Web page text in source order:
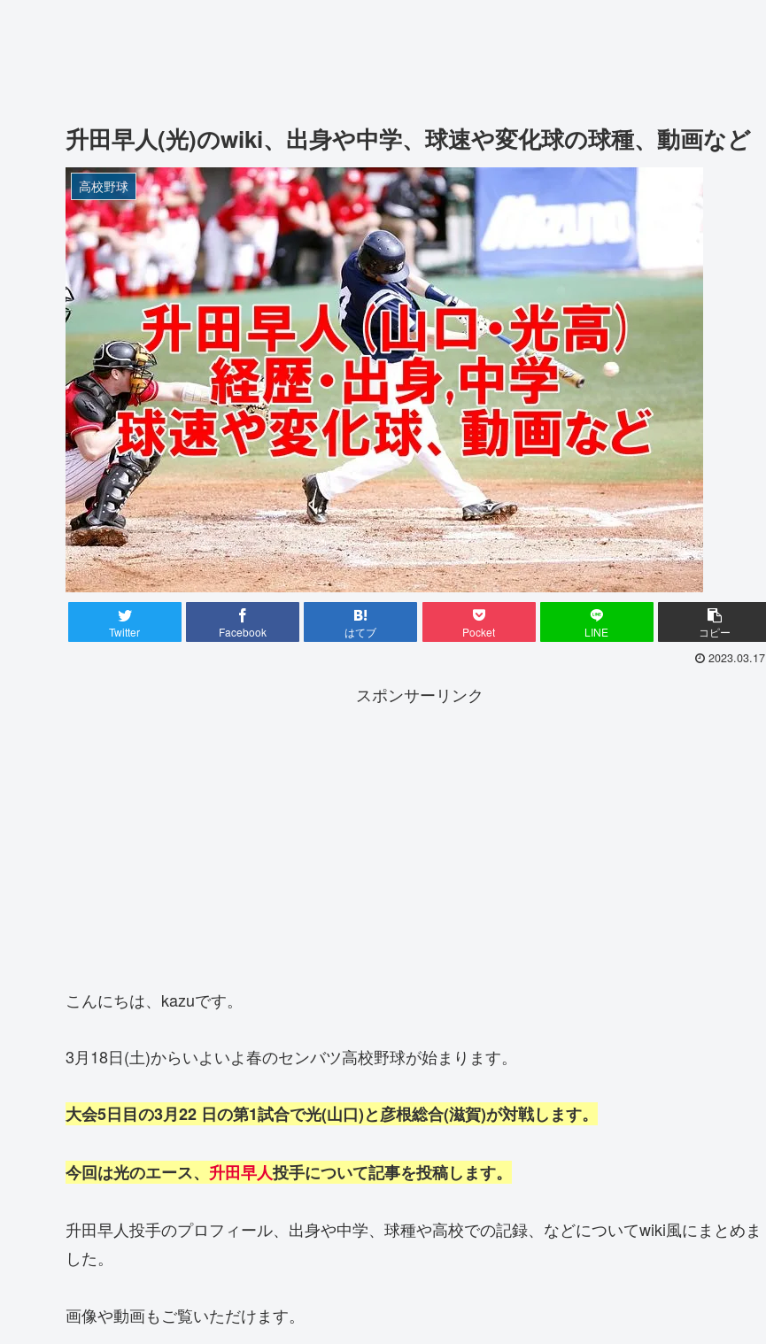
升田早人(光)のwiki、出身や中学、球速や変化球の球種、動画など
高校野球
Twitter Facebook はてブ Pocket LINE コピー
2023.03.17
スポンサーリンク
こんにちは、kazuです。
3月18日(土)からいよいよ春のセンバツ高校野球が始まります。
大会5日目の3月22 日の第1試合で光(山口)と彦根総合(滋賀)が対戦します。
今回は光のエース、 升田早人投手について記事を投稿します。
升田早人投手のプロフィール、出身や中学、球種や高校での記録、などについてwiki風にまとめま
した。
画像や動画もご覧いただけます。